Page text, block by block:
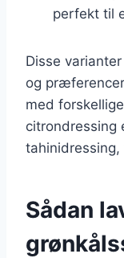
perfekt til
Disse
og
med
citrondressing
Sådan